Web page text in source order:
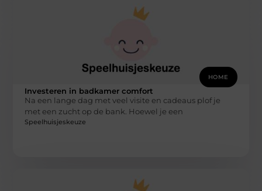
HOME
Investeren in badkamer comfort
Na een lange dag met veel visite en cadeaus plof je
met een zucht op de bank. Hoewel je een
Speelhuisjeskeuze